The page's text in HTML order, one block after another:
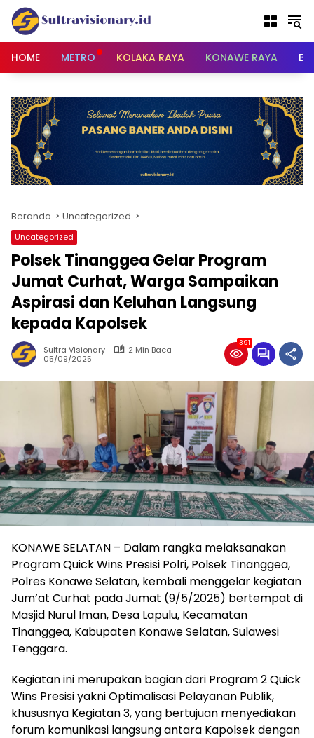
Langsung
konten
HOME
METRO KOLAKA RAYA KONAWE RAYA
Beranda Uncategorized
Uncategorized
Polsek Tinanggea Gelar Program
Jumat Curhat, Warga Sampaikan
Aspirasi dan Keluhan Langsung
kepada Kapolsek
Sultra Visionary
2 Min Baca
05/09/2025
391
KONAWE SELATAN – Dalam rangka melaksanakan
Program Quick Wins Presisi Polri, Polsek Tinanggea,
Polres Konawe Selatan, kembali menggelar kegiatan
Jum’at Curhat pada Jumat (9/5/2025) bertempat di
Masjid Nurul Iman, Desa Lapulu, Kecamatan
Tinanggea, Kabupaten Konawe Selatan, Sulawesi
Tenggara.
Kegiatan ini merupakan bagian dari Program 2 Quick
Wins Presisi yakni Optimalisasi Pelayanan Publik,
khususnya Kegiatan 3, yang bertujuan menyediakan
forum komunikasi langsung antara Kapolsek dengan